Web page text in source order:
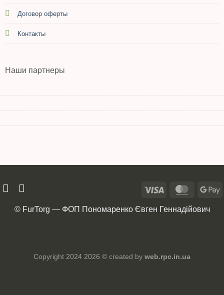
Договор оферты
Контакты
Наши партнеры
© FurTorg — ФОП Пономаренко Євген Геннадійович
Copyright 2024 2026 © created by web.rpc.in.ua